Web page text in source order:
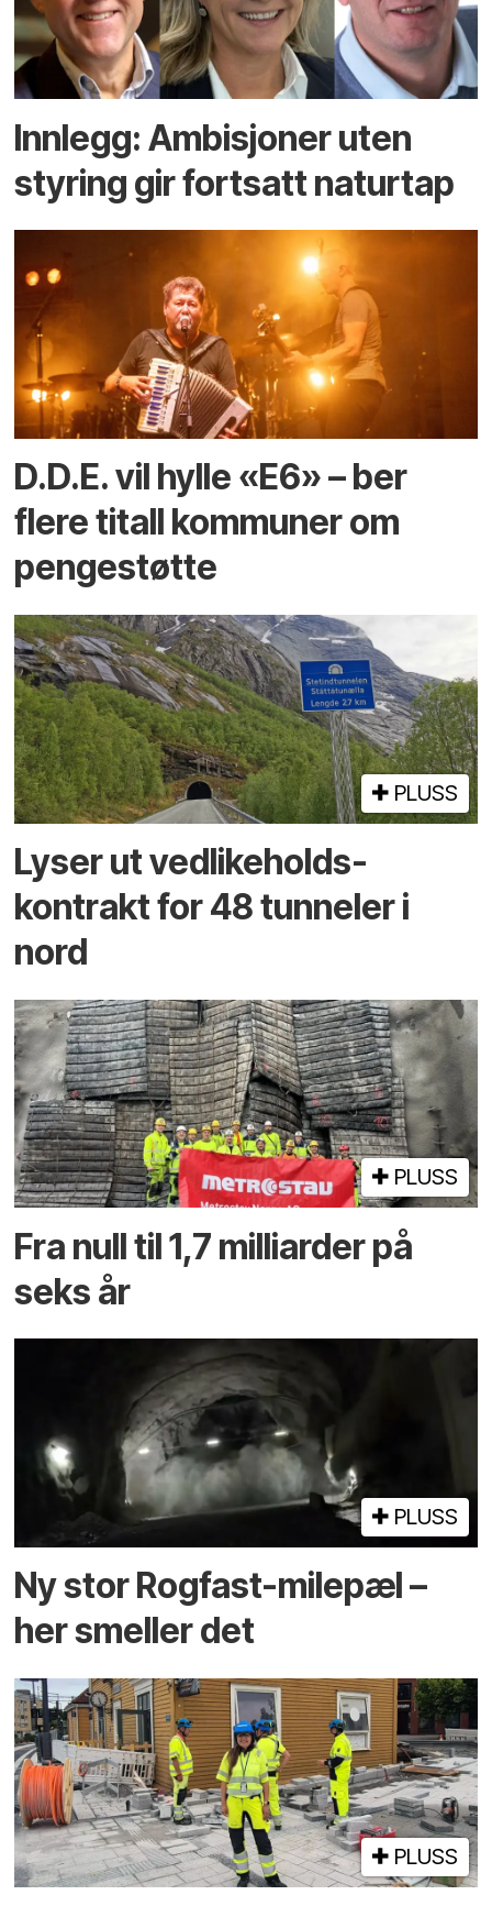
Innlegg: Ambisjoner uten
styring gir fortsatt naturtap
D.D.E. vil hylle «E6» – ber
flere titall kommuner om
pengestøtte
PLUSS
Lyser ut vedlikeholds­
kontrakt for 48 tunneler i
nord
PLUSS
Fra null til 1,7 milliarder på
seks år
PLUSS
Ny stor Rogfast-milepæl –
her smeller det
PLUSS